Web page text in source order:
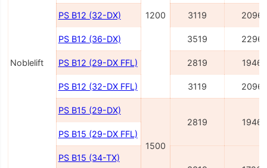
Noblelift
1200
PS B12 (32-DX) 3119 2096
PS B12 (36-DX) 3519 2296
PS B12 (29-DX FFL) 2819 1946
PS B12 (32-DX FFL) 3119 2096
PS B15 (29-DX)
1500
2819
1946
PS B15 (29-DX FFL)
PS B15 (34-TX)